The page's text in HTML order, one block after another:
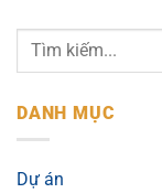
DANH MỤC
Dự án